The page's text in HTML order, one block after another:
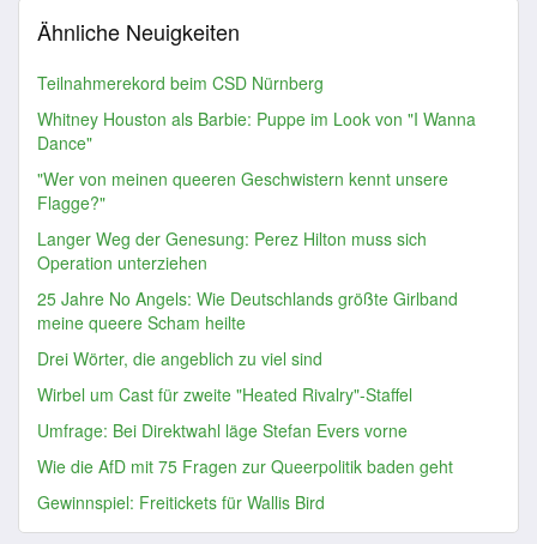
Ähnliche Neuigkeiten
Teilnahmerekord beim CSD Nürnberg
Whitney Houston als Barbie: Puppe im Look von "I Wanna
Dance"
"Wer von meinen queeren Geschwistern kennt unsere
Flagge?"
Langer Weg der Genesung: Perez Hilton muss sich
Operation unterziehen
25 Jahre No Angels: Wie Deutschlands größte Girlband
meine queere Scham heilte
Drei Wörter, die angeblich zu viel sind
Wirbel um Cast für zweite "Heated Rivalry"-Staffel
Umfrage: Bei Direktwahl läge Stefan Evers vorne
Wie die AfD mit 75 Fragen zur Queerpolitik baden geht
Gewinnspiel: Freitickets für Wallis Bird